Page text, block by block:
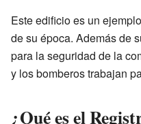
Este edificio es un
de su época. Además de
para la seguridad de la
y los bomberos trabajan
¿Qué es el